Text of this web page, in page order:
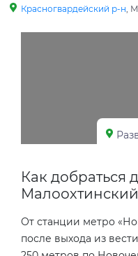
Красногвардейский р-н,
Как добраться
От станции метро
после выхода из